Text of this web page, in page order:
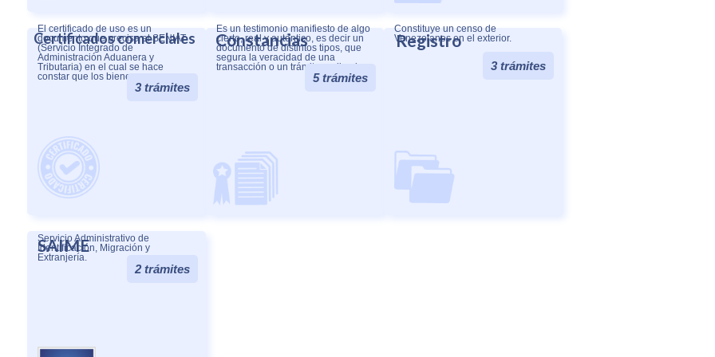
Certificados comerciales
El certificado de uso es un
documento que precisa el SENIAT
(Servicio Integrado de
Administración Aduanera y
Tributaria) en el cual se hace
constar que los bienes .....
3 trámites
Constancias
Es un testimonio manifiesto de algo
cierto, real y auténtico, es decir un
documento de distintos tipos, que
segura la veracidad de una
transacción o un trámite realizado.
5 trámites
Registro
Constituye un censo de
Venezolanos en el exterior.
3 trámites
SAIME
Servicio Administrativo de
Identificación, Migración y
Extranjería.
2 trámites